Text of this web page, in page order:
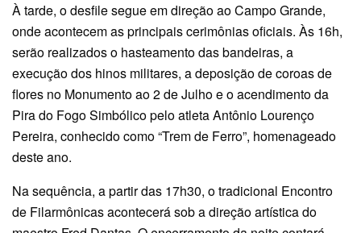
À tarde, o desfile segue em direção ao Campo Grande,
onde acontecem as principais cerimônias oficiais. Às 16h,
serão realizados o hasteamento das bandeiras, a
execução dos hinos militares, a deposição de coroas de
flores no Monumento ao 2 de Julho e o acendimento da
Pira do Fogo Simbólico pelo atleta Antônio Lourenço
Pereira, conhecido como “Trem de Ferro”, homenageado
deste ano.
Na sequência, a partir das 17h30, o tradicional Encontro
de Filarmônicas acontecerá sob a direção artística do